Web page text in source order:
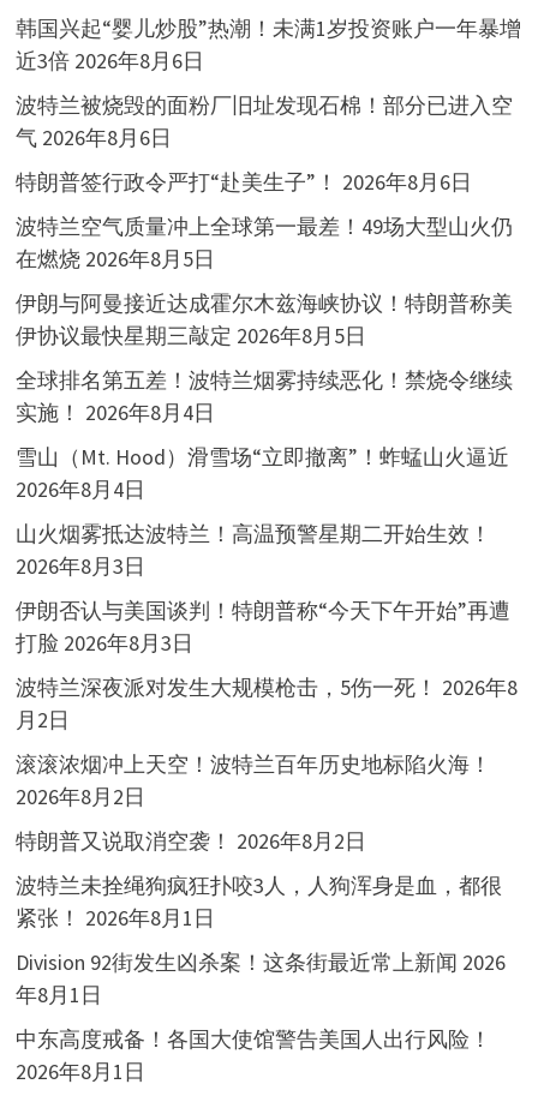
韩国兴起“婴儿炒股”热潮！未满1岁投资账户一年暴增
近3倍 2026年8月6日
波特兰被烧毁的面粉厂旧址发现石棉！部分已进入空
气 2026年8月6日
特朗普签行政令严打“赴美生子”！ 2026年8月6日
波特兰空气质量冲上全球第一最差！49场大型山火仍
在燃烧 2026年8月5日
伊朗与阿曼接近达成霍尔木兹海峡协议！特朗普称美
伊协议最快星期三敲定 2026年8月5日
全球排名第五差！波特兰烟雾持续恶化！禁烧令继续
实施！ 2026年8月4日
雪山（Mt. Hood）滑雪场“立即撤离”！蚱蜢山火逼近
2026年8月4日
山火烟雾抵达波特兰！高温预警星期二开始生效！
2026年8月3日
伊朗否认与美国谈判！特朗普称“今天下午开始”再遭
打脸 2026年8月3日
波特兰深夜派对发生大规模枪击，5伤一死！ 2026年8
月2日
滚滚浓烟冲上天空！波特兰百年历史地标陷火海！
2026年8月2日
特朗普又说取消空袭！ 2026年8月2日
波特兰未拴绳狗疯狂扑咬3人，人狗浑身是血，都很
紧张！ 2026年8月1日
Division 92街发生凶杀案！这条街最近常上新闻 2026
年8月1日
中东高度戒备！各国大使馆警告美国人出行风险！
2026年8月1日